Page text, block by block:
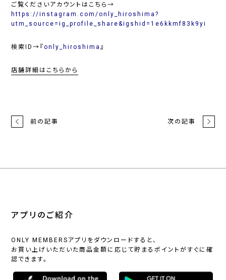
ご覧くださいアカウントはこちら→
https://instagram.com/only_hiroshima?
utm_source=ig_profile_share&igshid=1e6kkmf83k9yi
検索ID→『only_hiroshima』
店舗詳細はこちらから
前の記事 次の記事
アプリのご紹介
ONLY MEMBERSアプリをダウンロードすると、
お買い上げいただいた商品金額に応じて貯まるポイントがすぐに確
認できます。